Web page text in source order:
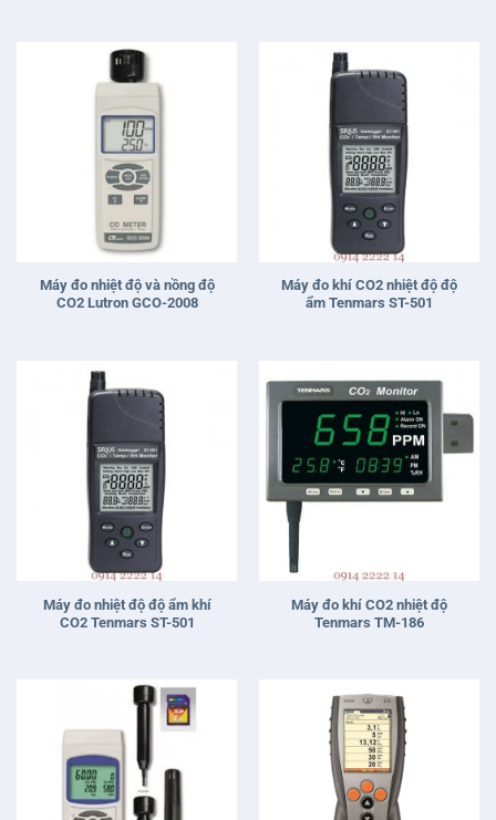
Máy đo nhiệt độ và nồng độ
CO2 Lutron GCO-2008
Máy đo khí CO2 nhiệt độ độ
ẩm Tenmars ST-501
Máy đo nhiệt độ độ ẩm khí
CO2 Tenmars ST-501
Máy đo khí CO2 nhiệt độ
Tenmars TM-186